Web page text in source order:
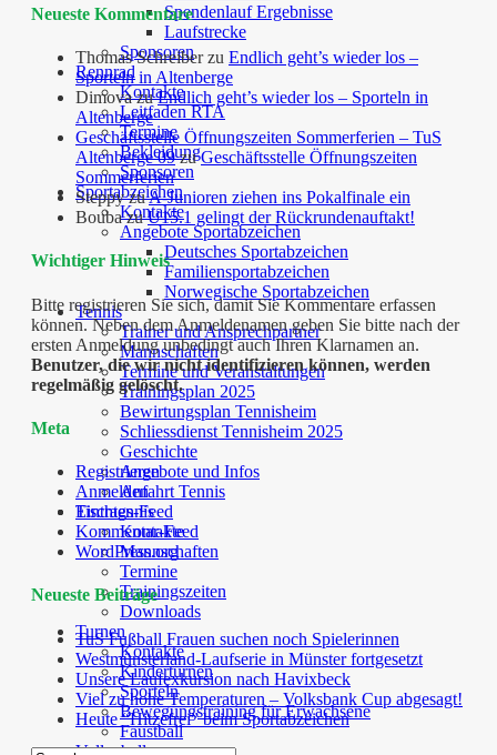
Spendenlauf Ergebnisse
Laufstrecke
Sponsoren
Rennrad
Kontakte
Leitfaden RTA
Termine
Bekleidung
Sponsoren
Sportabzeichen
Kontakte
Angebote Sportabzeichen
Deutsches Sportabzeichen
Familiensportabzeichen
Norwegische Sportabzeichen
Tennis
Trainer und Ansprechpartner
Mannschaften
Termine und Veranstaltungen
Trainingsplan 2025
Bewirtungsplan Tennisheim
Schliessdienst Tennisheim 2025
Geschichte
Angebote und Infos
Anfahrt Tennis
Tischtennis
Kontakte
Mannschaften
Termine
Trainingszeiten
Downloads
Turnen
Kontakte
Kinderturnen
Sporteln
Bewegungstraining für Erwachsene
Faustball
Volleyball
Neueste Kommentare
Thomas Schreiberzu Endlich geht’s wieder los –
Sporteln in Altenberge
DimovazuEndlich geht’s wieder los – Sporteln in
Altenberge
Geschäftsstelle Öffnungszeiten Sommerferien – TuS
Altenberge 09zuGeschäftsstelle Öffnungszeiten
Sommerferien
SteppyzuA-Junioren ziehen ins Pokalfinale ein
BoubazuU15.1 gelingt der Rückrundenauftakt!
Wichtiger Hinweis
Bitte registrieren Sie sich, damit Sie Kommentare erfassen
können. Neben dem Anmeldenamen geben Sie bitte nach der
ersten Anmeldung unbedingt auch Ihren Klarnamen an.
Benutzer, die wir nicht identifizieren können, werden
regelmäßig gelöscht.
Meta
Registrieren
Anmelden
Eintrags-Feed
Kommentar-Feed
WordPress.org
Neueste Beiträge
TuS Fußball Frauen suchen noch Spielerinnen
Westmünsterland-Laufserie in Münster fortgesetzt
Unsere Laufexkursion nach Havixbeck
Viel zu hohe Temperaturen – Volksbank Cup abgesagt!
Heute “Hitzefrei” beim Sportabzeichen